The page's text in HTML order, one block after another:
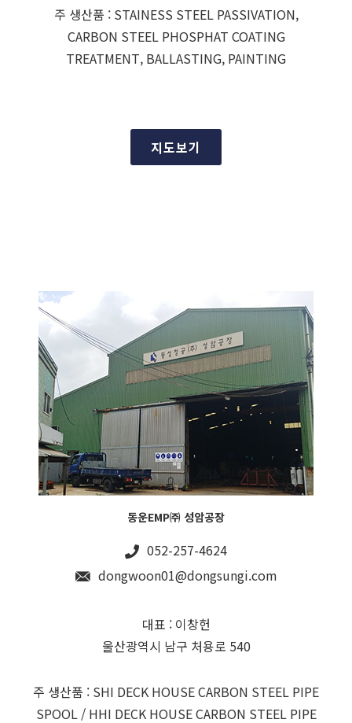
주 생산품 : STAINESS STEEL PASSIVATION,
CARBON STEEL PHOSPHAT COATING
TREATMENT, BALLASTING, PAINTING
지도보기
동운EMP㈜ 성암공장
052-257-4624
dongwoon01@dongsungi.com
대표 : 이창헌
울산광역시 남구 처용로 540
주 생산품 : SHI DECK HOUSE CARBON STEEL PIPE
SPOOL / HHI DECK HOUSE CARBON STEEL PIPE